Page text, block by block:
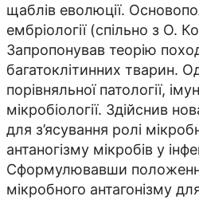
щаб­лів еволюції.
ембріології (спільно з О.
Запропонував теорію
багатоклітинних тварин.
порівняльної патології,
мікробіології. Здійснив
для з’ясування ролі
антаногізму мікробів у
Сформулювавши
мікробного антагонізму